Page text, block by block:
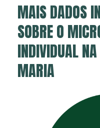
MAIS DADOS
SOBRE O
INDIVIDUAL
MARIA